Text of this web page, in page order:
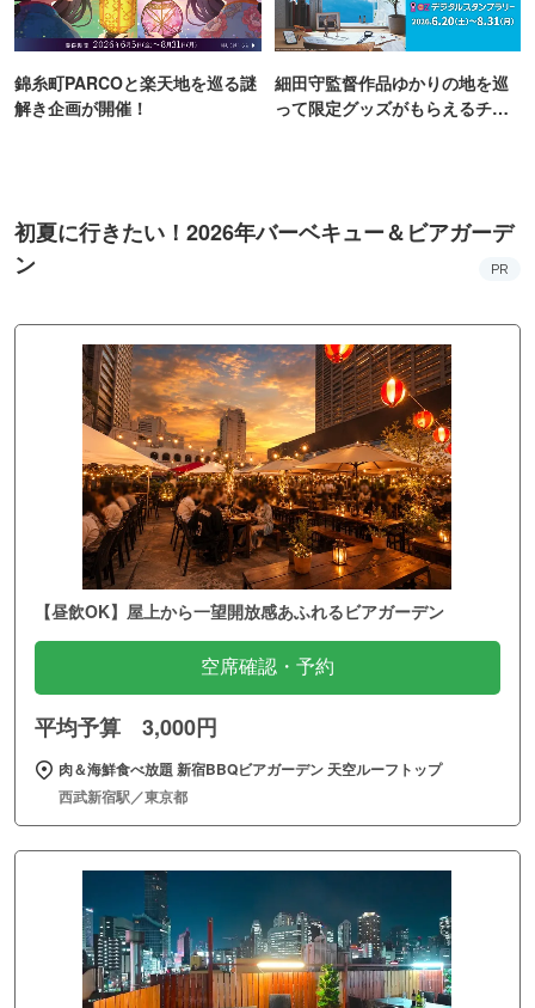
錦糸町PARCOと楽天地を巡る謎
解き企画が開催！
細田守監督作品ゆかりの地を巡
って限定グッズがもらえるチャ
初夏に行きたい！2026年バーベキュー＆ビアガーデ
ン
PR
【昼飲OK】屋上から一望開放感あふれるビアガーデン
空席確認・予約
平均予算 3,000円
肉＆海鮮食べ放題 新宿BBQビアガーデン 天空ルーフトップ
西武新宿駅／東京都